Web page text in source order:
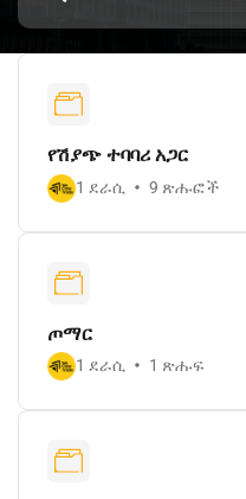
የሽያጭ ተባባሪ አጋር
1 ደራሲ 9 ጽሑፎች
ጦማር
1 ደራሲ 1 ጽሑፍ